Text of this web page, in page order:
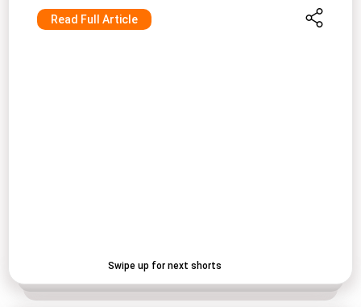
Read Full Article
Swipe up for next shorts